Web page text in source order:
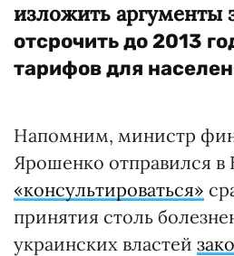
изложить аргументы
отсрочить до 2013
тарифов для
Напомним, министр
Ярошенко отправился в
«консультироваться»
принятия столь
украинских властей